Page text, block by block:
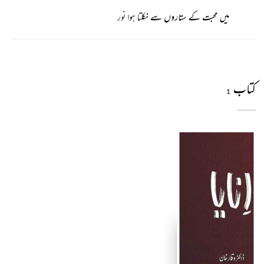
میں محبت کے ستاروں سے نکلتا ہوا نور
کتاب 1